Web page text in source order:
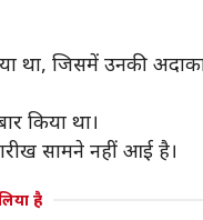
था, जिसमें उनकी
किया था।
सामने नहीं आई है।
है